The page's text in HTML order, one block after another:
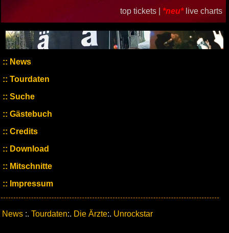
top tickets | *neu* live charts
News
Tourdaten
Suche
Gästebuch
Credits
Download
Mitschnitte
Impressum
News :. Tourdaten:. Die Ärzte:. Unrockstar